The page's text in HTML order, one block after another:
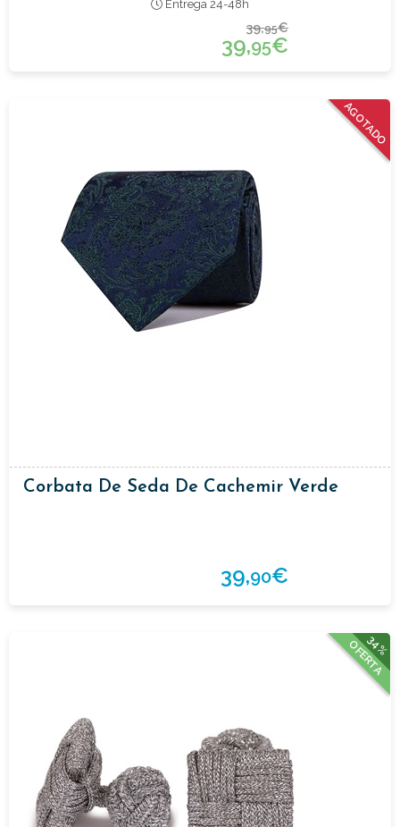
Entrega 24-48h
39,95€
39,95€
AGOTADO
Corbata De Seda De Cachemir Verde
39,90€
34%
OFERTA